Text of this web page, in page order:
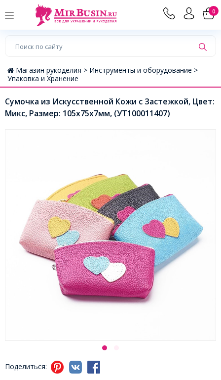
0
Магазин рукоделия > Инструменты и оборудование >
Упаковка и Хранение
Сумочка из Искусственной Кожи с Застежкой, Цвет:
Микс, Размер: 105x75х7мм, (УТ100011407)
Поделиться: